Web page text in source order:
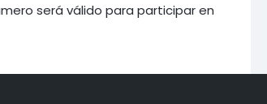
será válido para participar en